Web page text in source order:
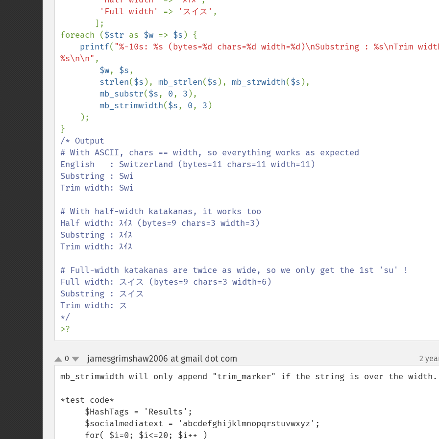
'Full width' => 'スイス' ,
foreach ($str as $w => $s ) {
printf( "%-10s: %s (bytes=%d chars=%d width=%d)\nSubstring : %s\nTrim
%s\n\n" ,
$w, $s,
strlen($s ), mb_strlen($s ), mb_strwidth($s ),
mb_substr($s, 0, 3 ),
mb_strimwidth($s, 0, 3 )
/* Output
# With ASCII, chars == width, so everything works as expected
English   : Switzerland (bytes=11 chars=11 width=11)
Substring : Swi
Trim width: Swi
# With half-width katakanas, it works too
Half width: ｽｲｽ (bytes=9 chars=3 width=3)
Substring : ｽｲｽ
Trim width: ｽｲｽ
# Full-width katakanas are twice as wide, so we only get the 1st 'su' !
Full width: スイス (bytes=9 chars=3 width=6)
Substring : スイス
Trim width: ス
>?
up
down
0 jamesgrimshaw2006 at gmail dot com 2
mb_strimwidth will only append "trim_marker" if the string is over the width.
*test code*